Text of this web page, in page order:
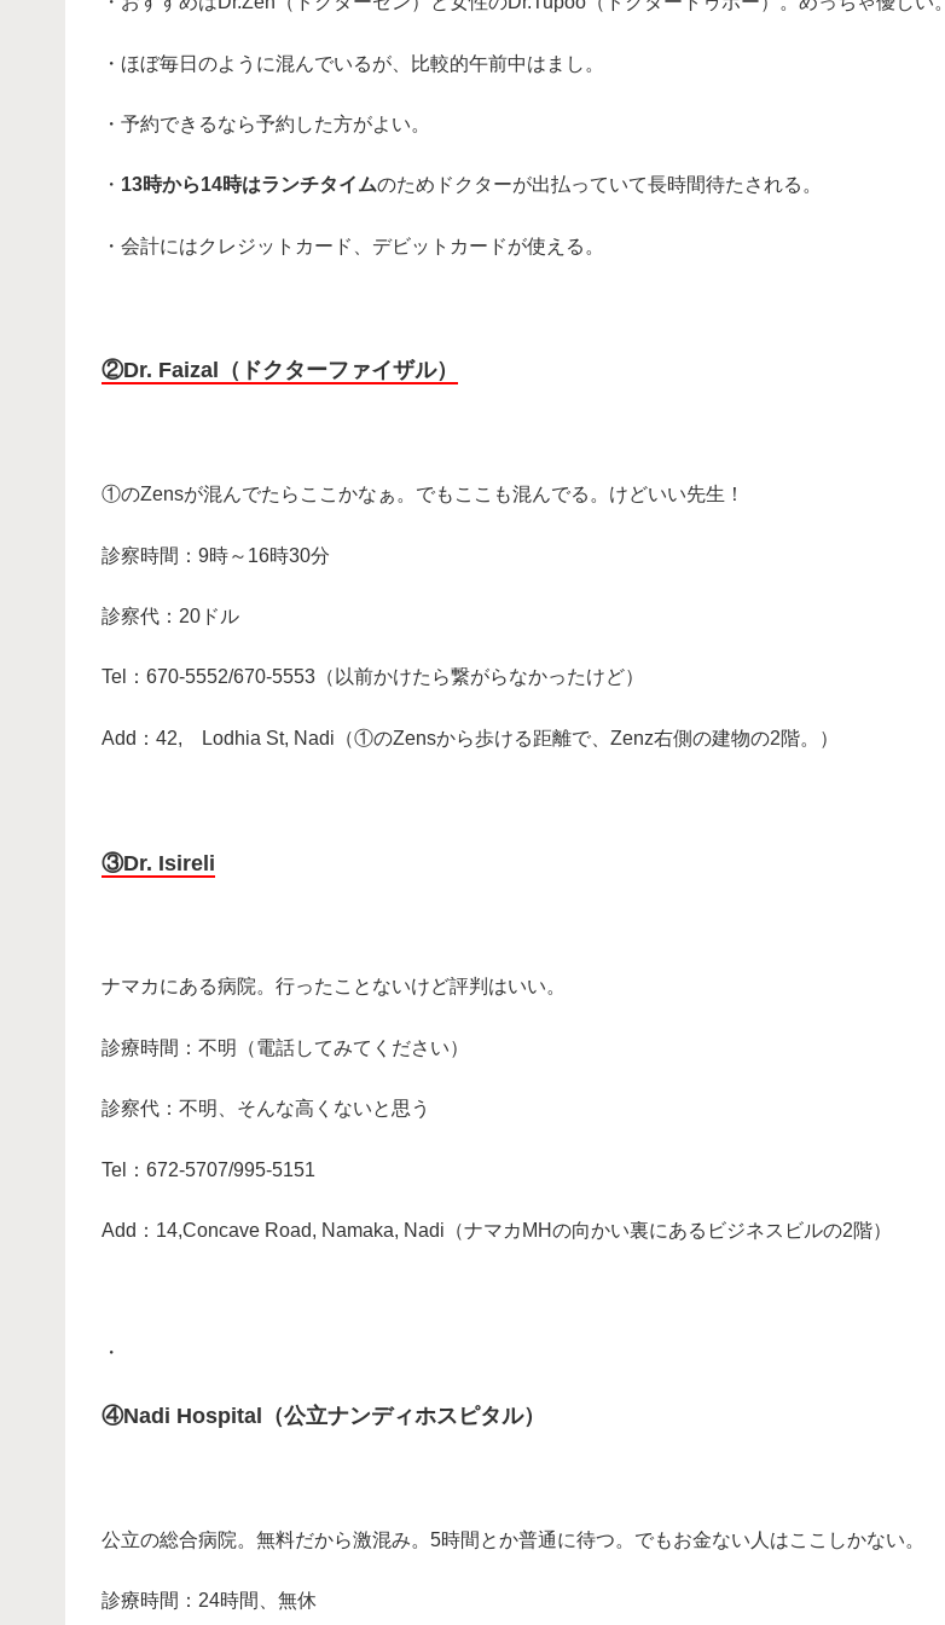
・ほぼ毎日のように混んでいるが、比較的午前中はまし。
・予約できるなら予約した方がよい。
・ 13時から14時はランチタイムのためドクターが出払っていて長時間待たされる。
・会計にはクレジットカード、デビットカードが使える。
②Dr. Faizal（ドクターファイザル）
①のZensが混んでたらここかなぁ。でもここも混んでる。けどいい先生！
診察時間：9時～16時30分
診察代：20ドル
Tel：670-5552/670-5553（以前かけたら繋がらなかったけど）
Add：42, Lodhia St, Nadi（①のZensから歩ける距離で、Zenz右側の建物の2階。）
③Dr. Isireli
ナマカにある病院。行ったことないけど評判はいい。
診療時間：不明（電話してみてください）
診察代：不明、そんな高くないと思う
Tel：672-5707/995-5151
Add：14,Concave Road, Namaka, Nadi（ナマカMHの向かい裏にあるビジネスビルの2階）
・
④Nadi Hospital（公立ナンディホスピタル）
公立の総合病院。無料だから激混み。5時間とか普通に待つ。でもお金ない人はここしかない。
診療時間：24時間、無休